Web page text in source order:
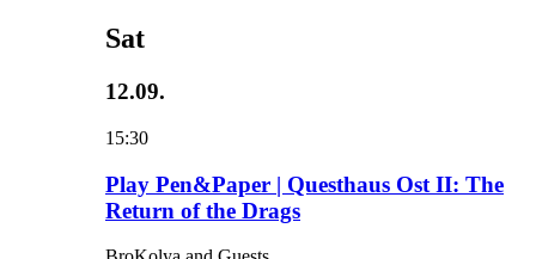
Sat
12.09.
15:30
Play Pen&Paper | Questhaus Ost II: The
Return of the Drags